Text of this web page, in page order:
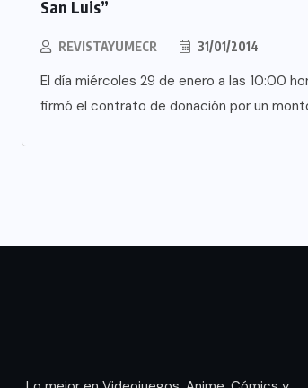
San Luis”
REVISTAYUMECR 31/01/2014
El día miércoles 29 de enero a las 10:00
firmó el contrato de donación por un